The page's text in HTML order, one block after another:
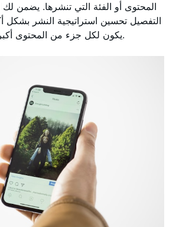
المحتوى أو الفئة التي تنشرها. يضمن
التفصيل تحسين استراتيجية النشر بشكل
يكون لكل جزء من المحتوى أكبر تأثير على جمهورك.